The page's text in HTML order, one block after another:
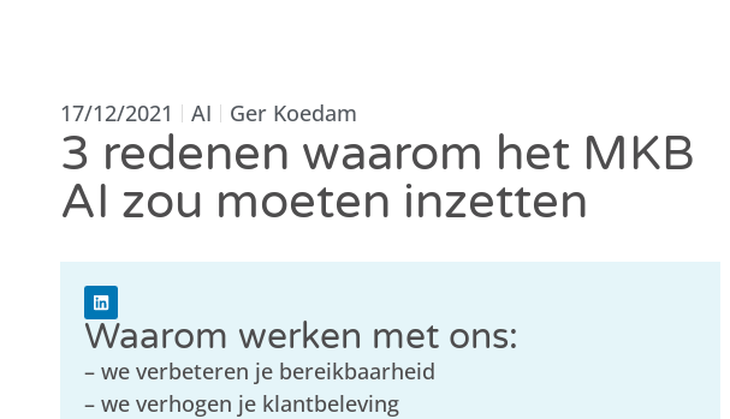
17/12/2021 AI Ger Koedam
3 redenen waarom het MKB
AI zou moeten inzetten
Waarom werken met ons:
– we verbeteren je bereikbaarheid
– we verhogen je klantbeleving